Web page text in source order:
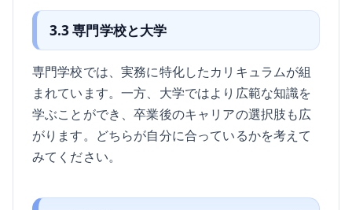
3.3 専門学校と大学
専門学校では、実務に特化したカリキュラムが組
まれています。一方、大学ではより広範な知識を
学ぶことができ、卒業後のキャリアの選択肢も広
がります。どちらが自分に合っているかを考えて
みてください。